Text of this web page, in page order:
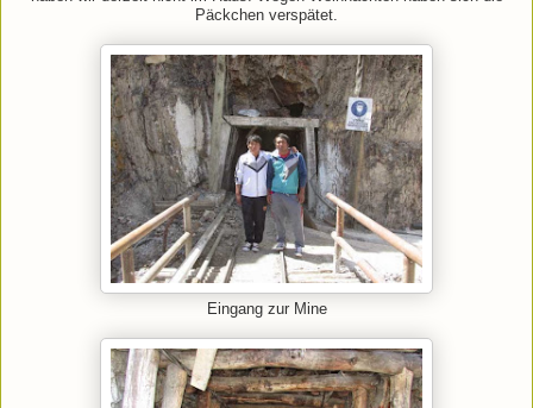
Päckchen verspätet.
Eingang zur Mine